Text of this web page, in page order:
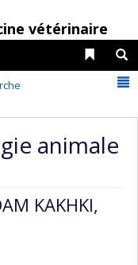
vétérinaire
Liens
animale
KAKHKI,